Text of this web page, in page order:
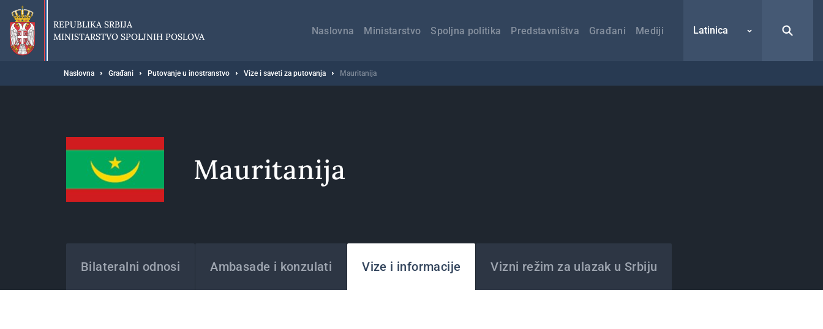
Preskoči
glavni
deo
sadržaja
REPUBLIKA SRBIJA
MINISTARSTVO SPOLJNIH POSLOVA
навигација
Naslovna Ministarstvo Spoljna politika Predstavništva Građani Mediji Latinica
Breadcrumb
Naslovna Građani Putovanje u inostranstvo Vize i saveti za putovanja Mauritanija
Mauritanija
Bilateralni odnosi Ambasade i konzulati Vize i informacije Vizni režim za ulazak u Srbiju